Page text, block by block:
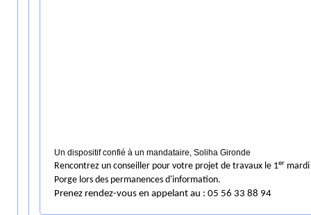
Un dispositif confié à un mandataire, Soliha Gironde
Rencontrez un conseiller pour votre projet de travaux le 1er mardi
Porge lors des permanences d'information.
Prenez rendez-vous en appelant au : 05 56 33 88 94